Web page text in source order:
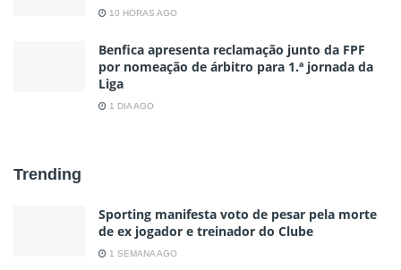
10 HORAS AGO
Benfica apresenta reclamação junto da FPF
por nomeação de árbitro para 1.ª jornada da
Liga
1 DIA AGO
Trending
Sporting manifesta voto de pesar pela morte
de ex jogador e treinador do Clube
1 SEMANA AGO